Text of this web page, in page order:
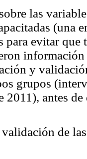
las
(una
para evitar que
y
grupos
antes
de